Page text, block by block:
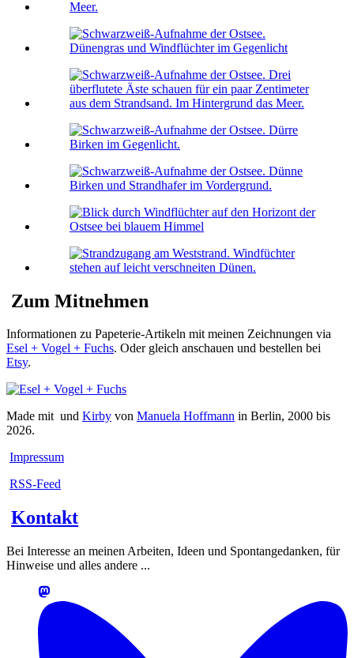
Zum Mitnehmen
Informationen zu Papeterie-Artikeln mit meinen Zeichnungen via
Esel + Vogel + Fuchs. Oder gleich anschauen und bestellen bei
Etsy.
Made mit und Kirby von Manuela Hoffmann in Berlin, 2000 bis
2026.
Impressum
RSS-Feed
Kontakt
Bei Interesse an meinen Arbeiten, Ideen und Spontangedanken, für
Hinweise und alles andere ...